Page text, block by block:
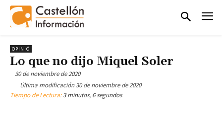
OPINIÓ
Lo que no dijo Miquel Soler
30 de noviembre de 2020
Última modificación 30 de noviembre de 2020
Tiempo de Lectura:3 minutos, 6 segundos